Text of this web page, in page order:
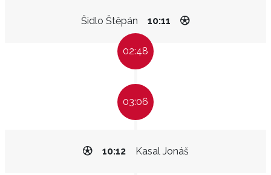
Šidlo Štěpán 10:11
02:48
03:06
Kasal Jonáš
10:12